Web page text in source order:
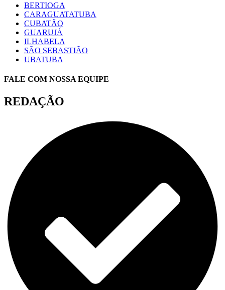
BERTIOGA
CARAGUATATUBA
CUBATÃO
GUARUJÁ
ILHABELA
SÃO SEBASTIÃO
UBATUBA
FALE COM NOSSA EQUIPE
REDAÇÃO